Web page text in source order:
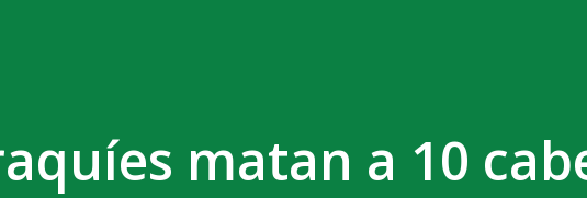
matan a 10